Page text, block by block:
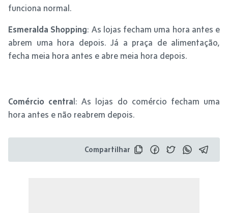
funciona normal.
Esmeralda Shopping: As lojas fecham uma hora antes e
abrem uma hora depois. Já a praça de alimentação,
fecha meia hora antes e abre meia hora depois.
Comércio central: As lojas do comércio fecham uma
hora antes e não reabrem depois.
Compartilhar